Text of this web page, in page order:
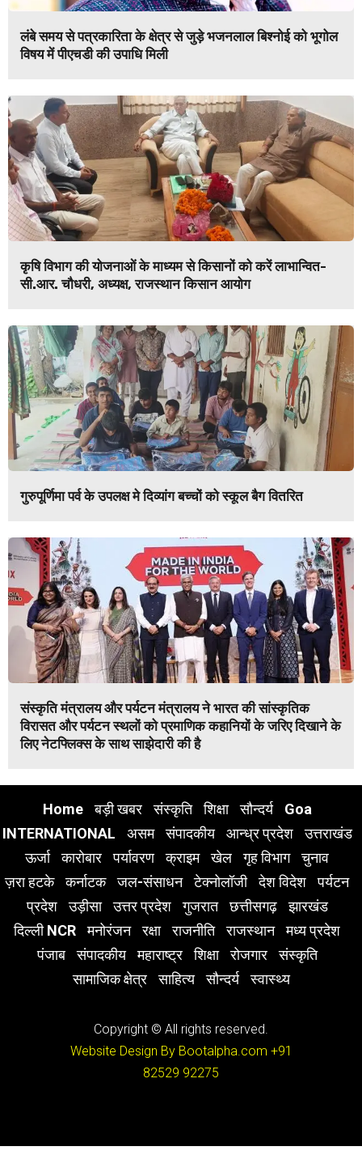
लंबे समय से पत्रकारिता के क्षेत्र से जुड़े भजनलाल बिश्नोई को भूगोल
विषय में पीएचडी की उपाधि मिली
कृषि विभाग की योजनाओं के माध्यम से किसानों को करें लाभान्वित-
सी.आर. चौधरी, अध्यक्ष, राजस्थान किसान आयोग
गुरुपूर्णिमा पर्व के उपलक्ष मे दिव्यांग बच्चों को स्कूल बैग वितरित
संस्कृति मंत्रालय और पर्यटन मंत्रालय ने भारत की सांस्कृतिक
विरासत और पर्यटन स्थलों को प्रमाणिक कहानियों के जरिए दिखाने के
लिए नेटफ्लिक्स के साथ साझेदारी की है
Home बड़ी खबर संस्कृति शिक्षा सौन्दर्य
Goa
INTERNATIONAL
असम संपादकीय आन्ध्र प्रदेश
उत्तराखंड
ऊर्जा
कारोबार पर्यावरण क्राइम खेल गृह विभाग
चुनाव
ज़रा हटके
कर्नाटक जल-संसाधन टेक्नोलॉजी देश विदेश
पर्यटन
प्रदेश
उड़ीसा उत्तर प्रदेश गुजरात छत्तीसगढ़
झारखंड
दिल्ली NCR
मनोरंजन रक्षा राजनीति राजस्थान
मध्य प्रदेश
पंजाब
संपादकीय महाराष्ट्र शिक्षा रोजगार
संस्कृति
सामाजिक क्षेत्र
साहित्य सौन्दर्य स्वास्थ्य
Copyright © All rights reserved.
Website Design By Bootalpha.com +91
82529 92275